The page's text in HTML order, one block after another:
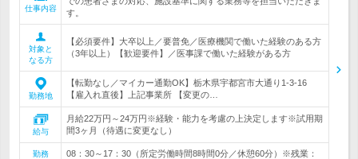
仕事内容
す。
対象と
なる方
【必須要件】大卒以上／要普免／医療機関で働いた経験のある方
（3年以上）【歓迎要件】／医事課で働いた経験がある方
勤務地
【転勤なし／マイカー通勤OK】栃木県宇都宮市大通り1-3-16
【雇入れ直後】上記事業所 【変更の…
給与
月給22万円～24万円※経験・能力を考慮の上決定します※試用期
間3ヶ月（待遇に変更なし）
勤務
08：30～17：30（所定労働時間8時間0分／休憩60分）※残業：